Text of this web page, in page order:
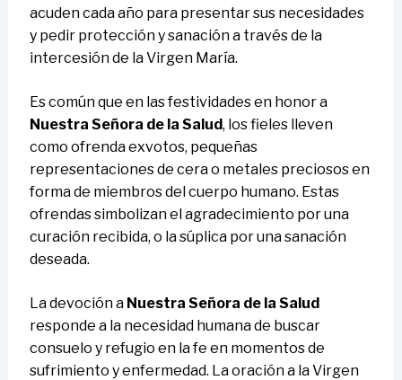
acuden cada año para presentar sus necesidades
y pedir protección y sanación a través de la
intercesión de la Virgen María.
Es común que en las festividades en honor a
Nuestra Señora de la Salud, los fieles lleven
como ofrenda exvotos, pequeñas
representaciones de cera o metales preciosos en
forma de miembros del cuerpo humano. Estas
ofrendas simbolizan el agradecimiento por una
curación recibida, o la súplica por una sanación
deseada.
La devoción a Nuestra Señora de la Salud
responde a la necesidad humana de buscar
consuelo y refugio en la fe en momentos de
sufrimiento y enfermedad. La oración a la Virgen